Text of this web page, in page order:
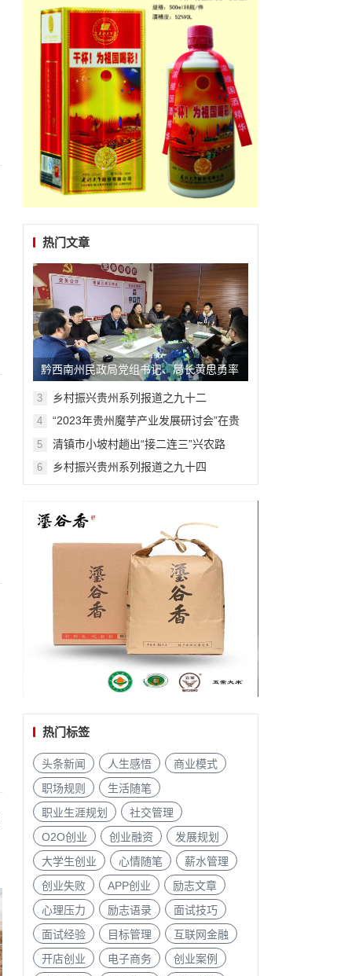
热门文章
黔西南州民政局党组书记、局长黄思勇率
队莅临省博志公益慈善协会调研
3 乡村振兴贵州系列报道之九十二
4
“2023年贵州魔芋产业发展研讨会”在贵
5 清镇市小坡村趟出“接二连三”兴农路
6 乡村振兴贵州系列报道之九十四
热门标签
头条新闻 人生感悟
商业模式
职场规则
生活随笔
职业生涯规划
社交管理
O2O创业
创业融资
发展规划
大学生创业
心情随笔
薪水管理
创业失败
APP创业
励志文章
心理压力
励志语录
面试技巧
面试经验
目标管理
互联网金融
开店创业
电子商务
创业案例